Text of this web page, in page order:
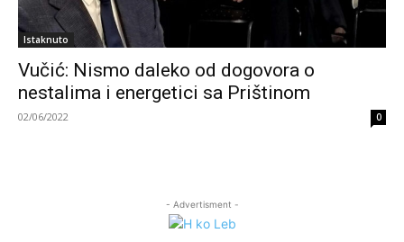
Istaknuto
Vučić: Nismo daleko od dogovora o
nestalima i energetici sa Prištinom
02/06/2022 0
- Advertisment -